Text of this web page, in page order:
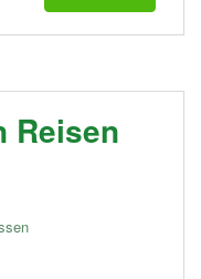
Reisen